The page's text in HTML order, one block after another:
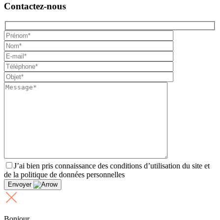
Contactez-nous
J’ai bien pris connaissance des conditions d’utilisation du site et
de la politique de données personnelles
Envoyer